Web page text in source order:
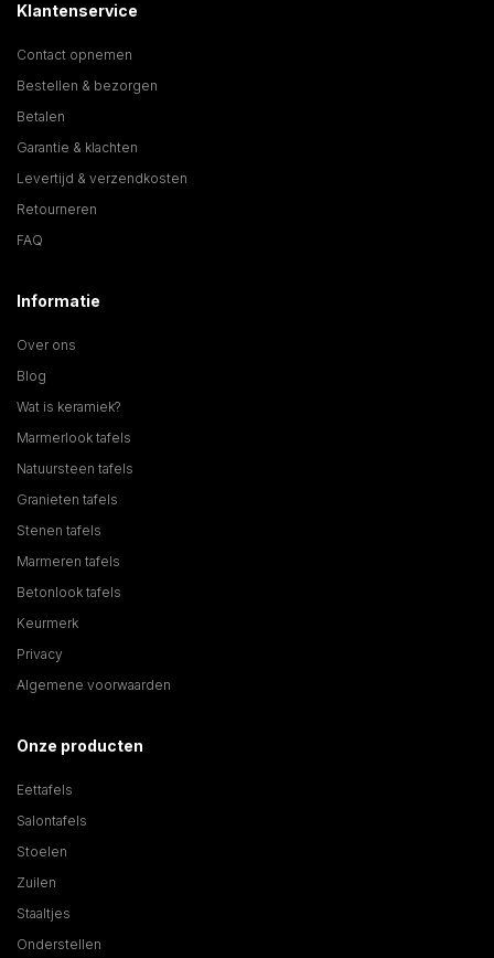
Klantenservice
Contact opnemen
Bestellen & bezorgen
Betalen
Garantie & klachten
Levertijd & verzendkosten
Retourneren
FAQ
Informatie
Over ons
Blog
Wat is keramiek?
Marmerlook tafels
Natuursteen tafels
Granieten tafels
Stenen tafels
Marmeren tafels
Betonlook tafels
Keurmerk
Privacy
Algemene voorwaarden
Onze producten
Eettafels
Salontafels
Stoelen
Zuilen
Staaltjes
Onderstellen